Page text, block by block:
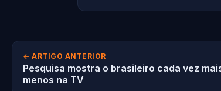
← ARTIGO ANTERIOR
Pesquisa mostra o brasileiro cada vez
menos na TV